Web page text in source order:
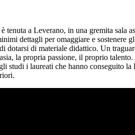
tenuta a Leverano, in una gremita sala
dettagli per omaggiare e
dotarsi di materiale didattico. Un
la propria passione, il proprio
studi i laureati che hanno conseguito